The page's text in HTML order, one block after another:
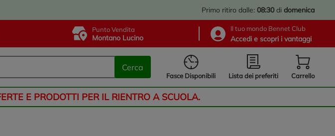
Primo ritiro dalle: 08:30 di domenica
Punto Vendita
Montano Lucino
Il tuo mondo Bennet Club
Accedi e scopri i vantaggi
Cerca
Fasce Disponibili Lista dei preferiti Carrello
E PRODOTTI PER IL RIENTRO A SCUOLA.